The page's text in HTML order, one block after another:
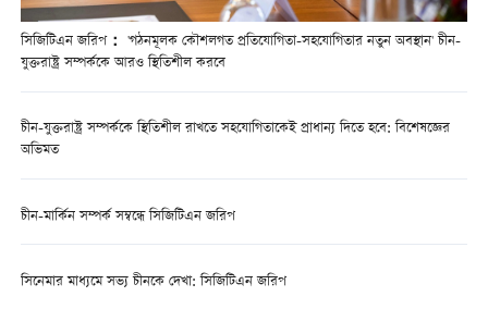
সিজিটিএন জরিপ： 'গঠনমূলক কৌশলগত প্রতিযোগিতা-সহযোগিতার নতুন অবস্থান' চীন-
যুক্তরাষ্ট্র সম্পর্ককে আরও স্থিতিশীল করবে
চীন-যুক্তরাষ্ট্র সম্পর্ককে স্থিতিশীল রাখতে সহযোগিতাকেই প্রাধান্য দিতে হবে: বিশেষজ্ঞের
অভিমত
চীন-মার্কিন সম্পর্ক সম্বন্ধে সিজিটিএন জরিপ
সিনেমার মাধ্যমে সভ্য চীনকে দেখা: সিজিটিএন জরিপ